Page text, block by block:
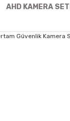
AHD KAMERA